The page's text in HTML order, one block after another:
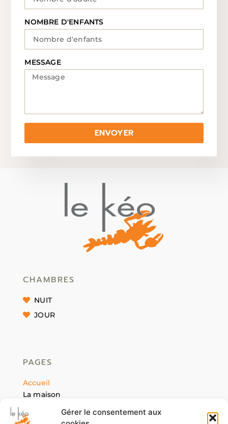
Gérer le consentement aux
NOMBRE D'ENFANTS
MESSAGE
ENVOYER
CHAMBRES
NUIT
JOUR
PAGES
Accueil
La maison
Contact